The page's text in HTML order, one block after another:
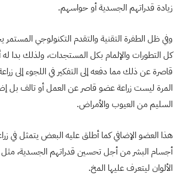
زيادة قدراتهم الجسدية أو حواسهم.
وفي ظل الطفرة التقنية والتقدم التكنولوجي المستمر
كل التطورات والإلمام بكل المستجدات، ولذلك بدا له
قاصرة عن ذلك مما دفعه إلى التفكير في اللجوء إلى
المرة ليست زراعة عضو قاصر عن العمل أو تالف بل
السليم من العيوب والأمراض.
هذا العضو الإضافي كما أطلق عليه البعض يتمثل في
أجسام البشر من أجل تحسين قدراتهم الجسدية، مثل
الألوان ليتعرف عليها المخ.